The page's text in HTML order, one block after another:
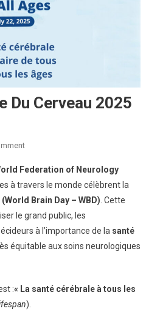
Du Cerveau 2025
On
Mondiale
Du
Cerveau
2025
Federation of Neurology
à travers le monde célèbrent la
Brain Day – WBD) . Cette
le grand public, les
à l’importance de la santé
équitable aux soins neurologiques
:« La santé cérébrale à tous les
).